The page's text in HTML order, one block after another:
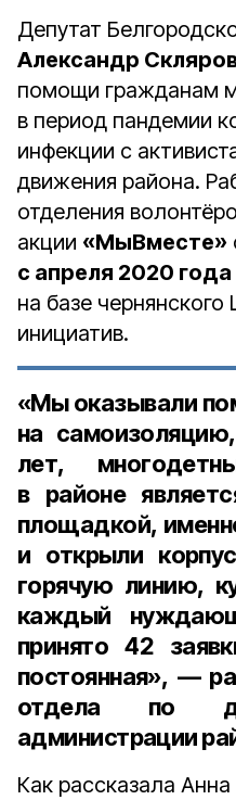
Депутат
Александр
помощи гражданам
в период пандемии
инфекции с
движения района.
отделения
акции «МыВместе»
с апреля 2020 года
на базе
инициатив.
«Мы оказывали
на
лет,
в районе
площадкой,
и открыли
горячую линию,
каждый
принято42
постоянная», —
отдела по
администрации
Как рассказала